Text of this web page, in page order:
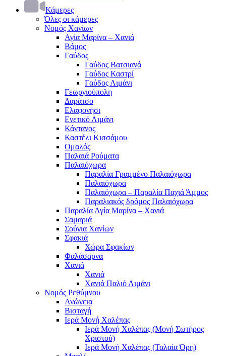
Κάμερες
Όλες οι κάμερες
Νομός Χανίων
Αγία Μαρίνα – Χανιά
Βάμος
Γαύδος
Γαύδος Βατσιανά
Γαύδος Καστρί
Γαύδος Λιμάνι
Γεωργιούπολη
Δαράτσο
Ελαφονήσι
Ενετικό Λιμάνι
Κάντανος
Καστέλι Κισσάμου
Ομαλός
Παλαιά Ρούματα
Παλαιόχωρα
Παραλία Γραμμένο Παλαιόχωρα
Παλαιόχωρα
Παλαιόχωρα – Παραλία Παχιά Άμμος
Παραλιακός δρόμος Παλαιόχωρα
Παραλία Αγία Μαρίνα – Χανιά
Σαμαριά
Σούγια Χανίων
Σφακιά
Χώρα Σφακίων
Φαλάσαρνα
Χανιά
Χανιά
Χανιά Παλιό Λιμάνι
Νομός Ρεθύμνου
Ανώγεια
Βισταγή
Ιερά Μονή Χαλέπας
Ιερά Μονή Χαλέπας (Μονή Σωτήρος
Χριστού)
Ιερά Μονή Χαλέπας (Ταλαία Όρη)